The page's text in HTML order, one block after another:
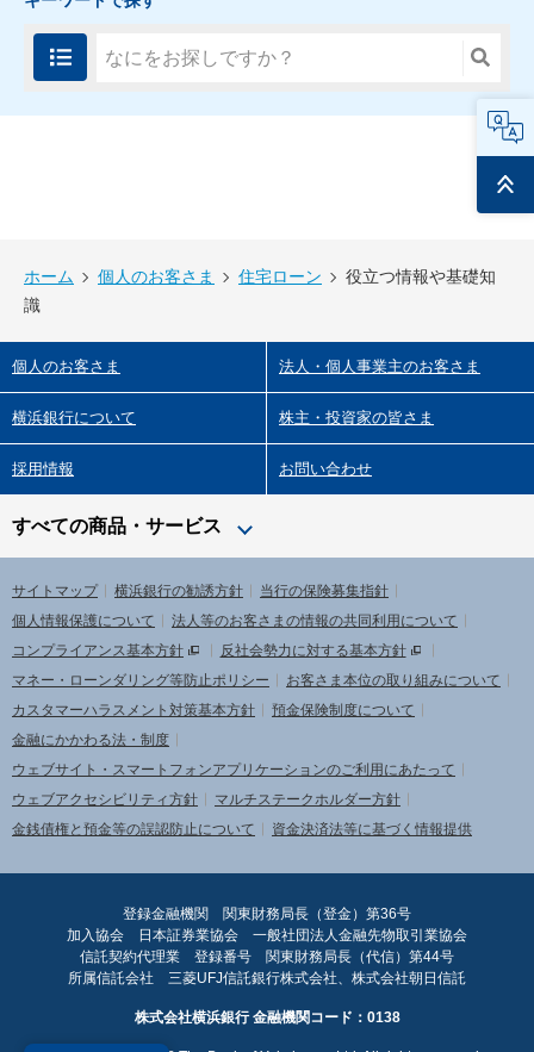
トップ
ホーム 個人のお客さま 住宅ローン
役立つ情報や基礎知
識
個人のお客さま 法人・個人事業主のお客さま
横浜銀行について 株主・投資家の皆さま
採用情報 お問い合わせ
すべての商品・サービス
サイトマップ 横浜銀行の勧誘方針
当行の保険募集指針
個人情報保護について
法人等のお客さまの情報の共同利用について
コンプライアンス基本方針
反社会勢力に対する基本方針
マネー・ローンダリング等防止ポリシー
お客さま本位の取り組みについて
カスタマーハラスメント対策基本方針
預金保険制度について
金融にかかわる法・制度
ウェブサイト・スマートフォンアプリケーションのご利用にあたって
ウェブアクセシビリティ方針
マルチステークホルダー方針
金銭債権と預金等の誤認防止について
資金決済法等に基づく情報提供
登録金融機関 関東財務局長（登金）第36号
加入協会 日本証券業協会 一般社団法人金融先物取引業協会
信託契約代理業 登録番号 関東財務局長（代信）第44号
所属信託会社 三菱UFJ信託銀行株式会社、株式会社朝日信託
株式会社横浜銀行 金融機関コード：0138